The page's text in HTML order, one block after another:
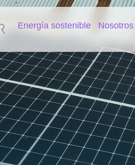
Energía sostenible Nosotros